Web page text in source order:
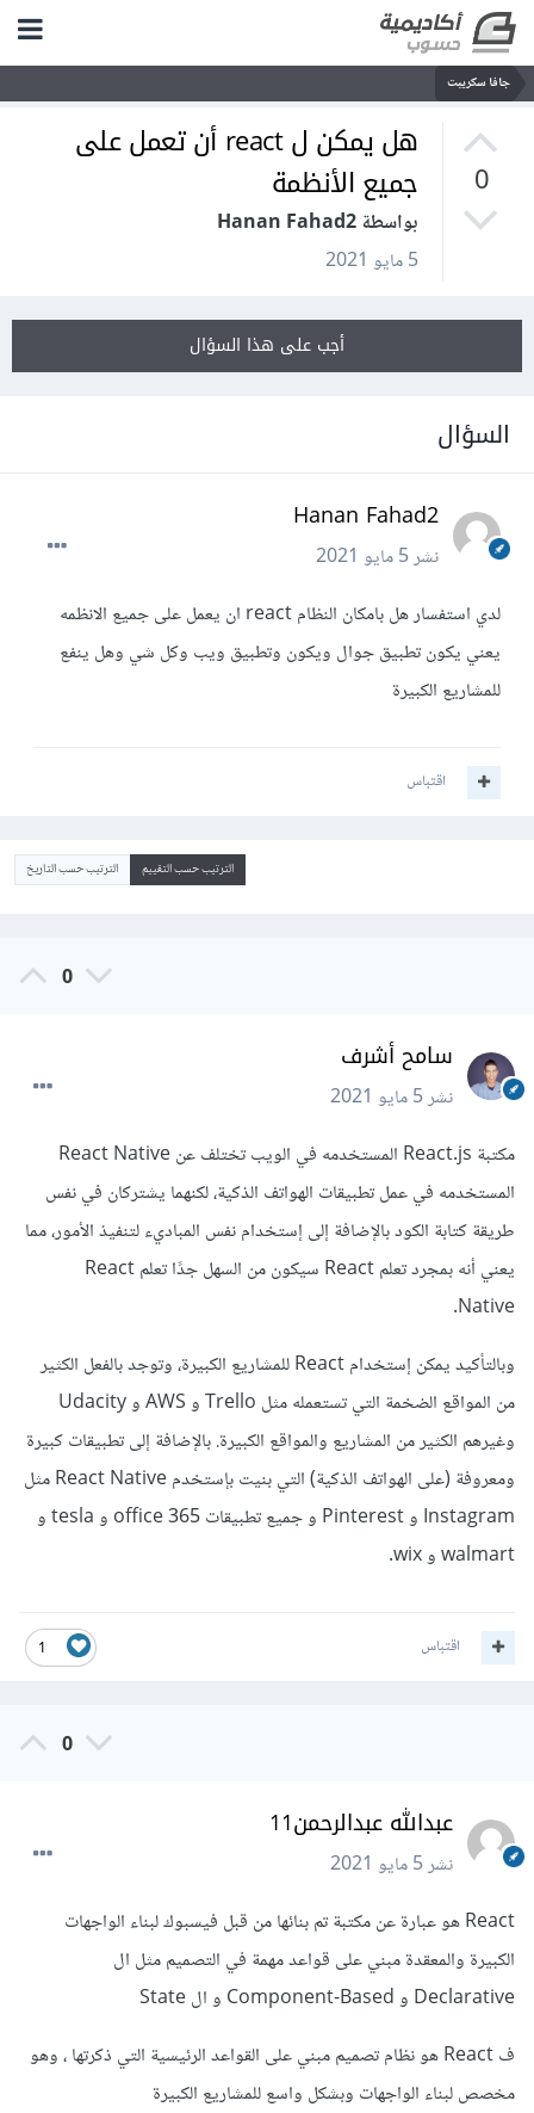
جافا سكريبت
0
هل يمكن ل react أن تعمل على
جميع الأنظمة
بواسطة Hanan Fahad2
5 مايو 2021
أجب على هذا السؤال
السؤال
Hanan Fahad2
نشر5 مايو 2021
لدي استفسار هل بامكان النظام react ان يعمل على جميع الانظمه
يعني يكون تطبيق جوال ويكون وتطبيق ويب وكل شي وهل ينفع
للمشاريع الكبيرة
اقتباس
الترتيب حسب التقييم الترتيب حسب التاريخ
0
سامح أشرف
نشر5 مايو 2021
مكتبة React.js المستخدمه في الويب تختلف عن React Native
المستخدمه في عمل تطبيقات الهواتف الذكية، لكنهما يشتركان في نفس
طريقة كتابة الكود بالإضافة إلى إستخدام نفس المباديء لتنفيذ الأمور، مما
يعني أنه بمجرد تعلم React سيكون من السهل جدًا تعلم React
Native.
وبالتأكيد يمكن إستخدام React للمشاريع الكبيرة، وتوجد بالفعل الكثير
من المواقع الضخمة التي تستعمله مثل Trello و AWS و Udacity
وغيرهم الكثير من المشاريع والمواقع الكبيرة. بالإضافة إلى تطبيقات كبيرة
ومعروفة (على الهواتف الذكية) التي بنيت بإستخدم React Native مثل
Instagram و Pinterest و جميع تطبيقات office 365 و tesla و
walmart و wix.
1 اقتباس
0
عبدالله عبدالرحمن11
نشر5 مايو 2021
React هو عبارة عن مكتبة تم بنائها من قبل فيسبوك لبناء الواجهات
الكبيرة والمعقدة مبني على قواعد مهمة في التصميم مثل ال
Declarative و Component-Based و ال State
ف React هو نظام تصميم مبني على القواعد الرئيسية التي ذكرتها ، وهو
مخصص لبناء الواجهات وبشكل واسع للمشاريع الكبيرة